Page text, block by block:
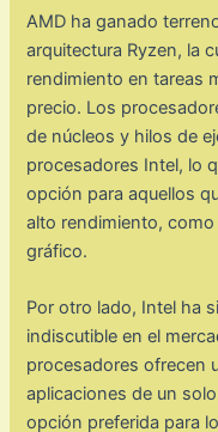
AMD ha ganado
arquitectura Ryzen, la
rendimiento en tareas
precio. Los
de núcleos y hilos de
procesadores Intel, lo
opción para aquellos
alto rendimiento,
gráfico.
Por otro lado, Intel ha
indiscutible en el
procesadores ofrecen
aplicaciones de un
opción preferida para